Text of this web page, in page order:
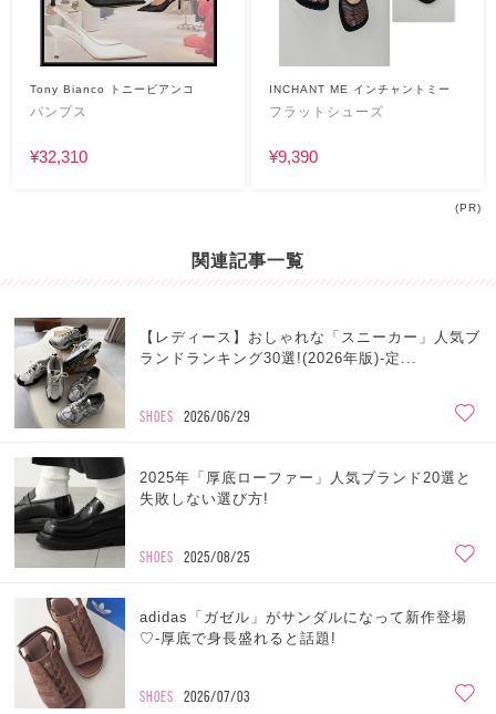
Tony Bianco トニービアンコ
パンプス
¥32,310
INCHANT ME インチャントミー
フラットシューズ
¥9,390
(PR)
関連記事一覧
【レディース】おしゃれな「スニーカー」人気ブ
ランドランキング30選!(2026年版)-定...
SHOES 2026/06/29
2025年「厚底ローファー」人気ブランド20選と
失敗しない選び方!
SHOES 2025/08/25
adidas「ガゼル」がサンダルになって新作登場
♡-厚底で身長盛れると話題!
SHOES 2026/07/03